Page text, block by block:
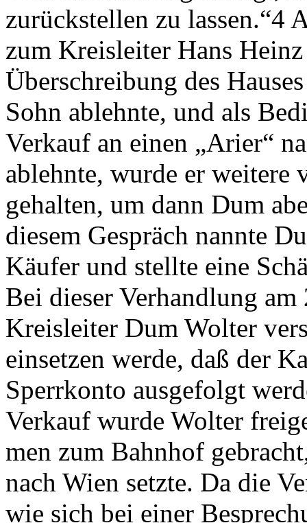
zurückstellen zu lassen.“4
zum Kreisleiter Hans
Überschreibung des
Sohn ablehnte, und als
Verkauf an einen „Arier“
ablehnte, wurde er
gehalten, um dann Dum
diesem Gespräch nannte
Käufer und stellte eine
Bei dieser Verhandlung
Kreisleiter Dum Wolter
einsetzen werde, daß der
Sperrkonto ausgefolgt
Verkauf wurde Wolter
men zum Bahnhof
nach Wien setzte. Da die
wie sich bei einer